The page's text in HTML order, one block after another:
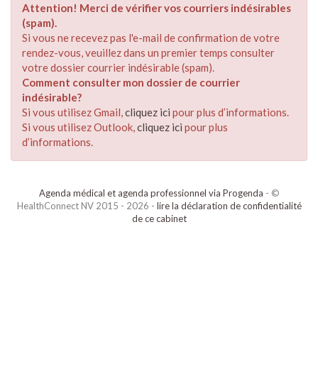
Attention! Merci de vérifier vos courriers indésirables
(spam).
Si vous ne recevez pas l'e-mail de confirmation de votre
rendez-vous, veuillez dans un premier temps consulter
votre dossier courrier indésirable (spam).
Comment consulter mon dossier de courrier
indésirable?
Si vous utilisez Gmail,cliquez ici pour plus d’informations.
Si vous utilisez Outlook,cliquez ici pour plus
d’informations.
Agenda médical et agenda professionnel via Progenda - ©
HealthConnect NV 2015 - 2026 - lire la déclaration de confidentialité
de ce cabinet